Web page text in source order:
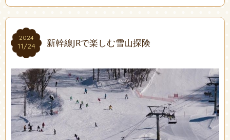
2024
11/24
2024
11/24 新幹線JRで楽しむ雪山探険